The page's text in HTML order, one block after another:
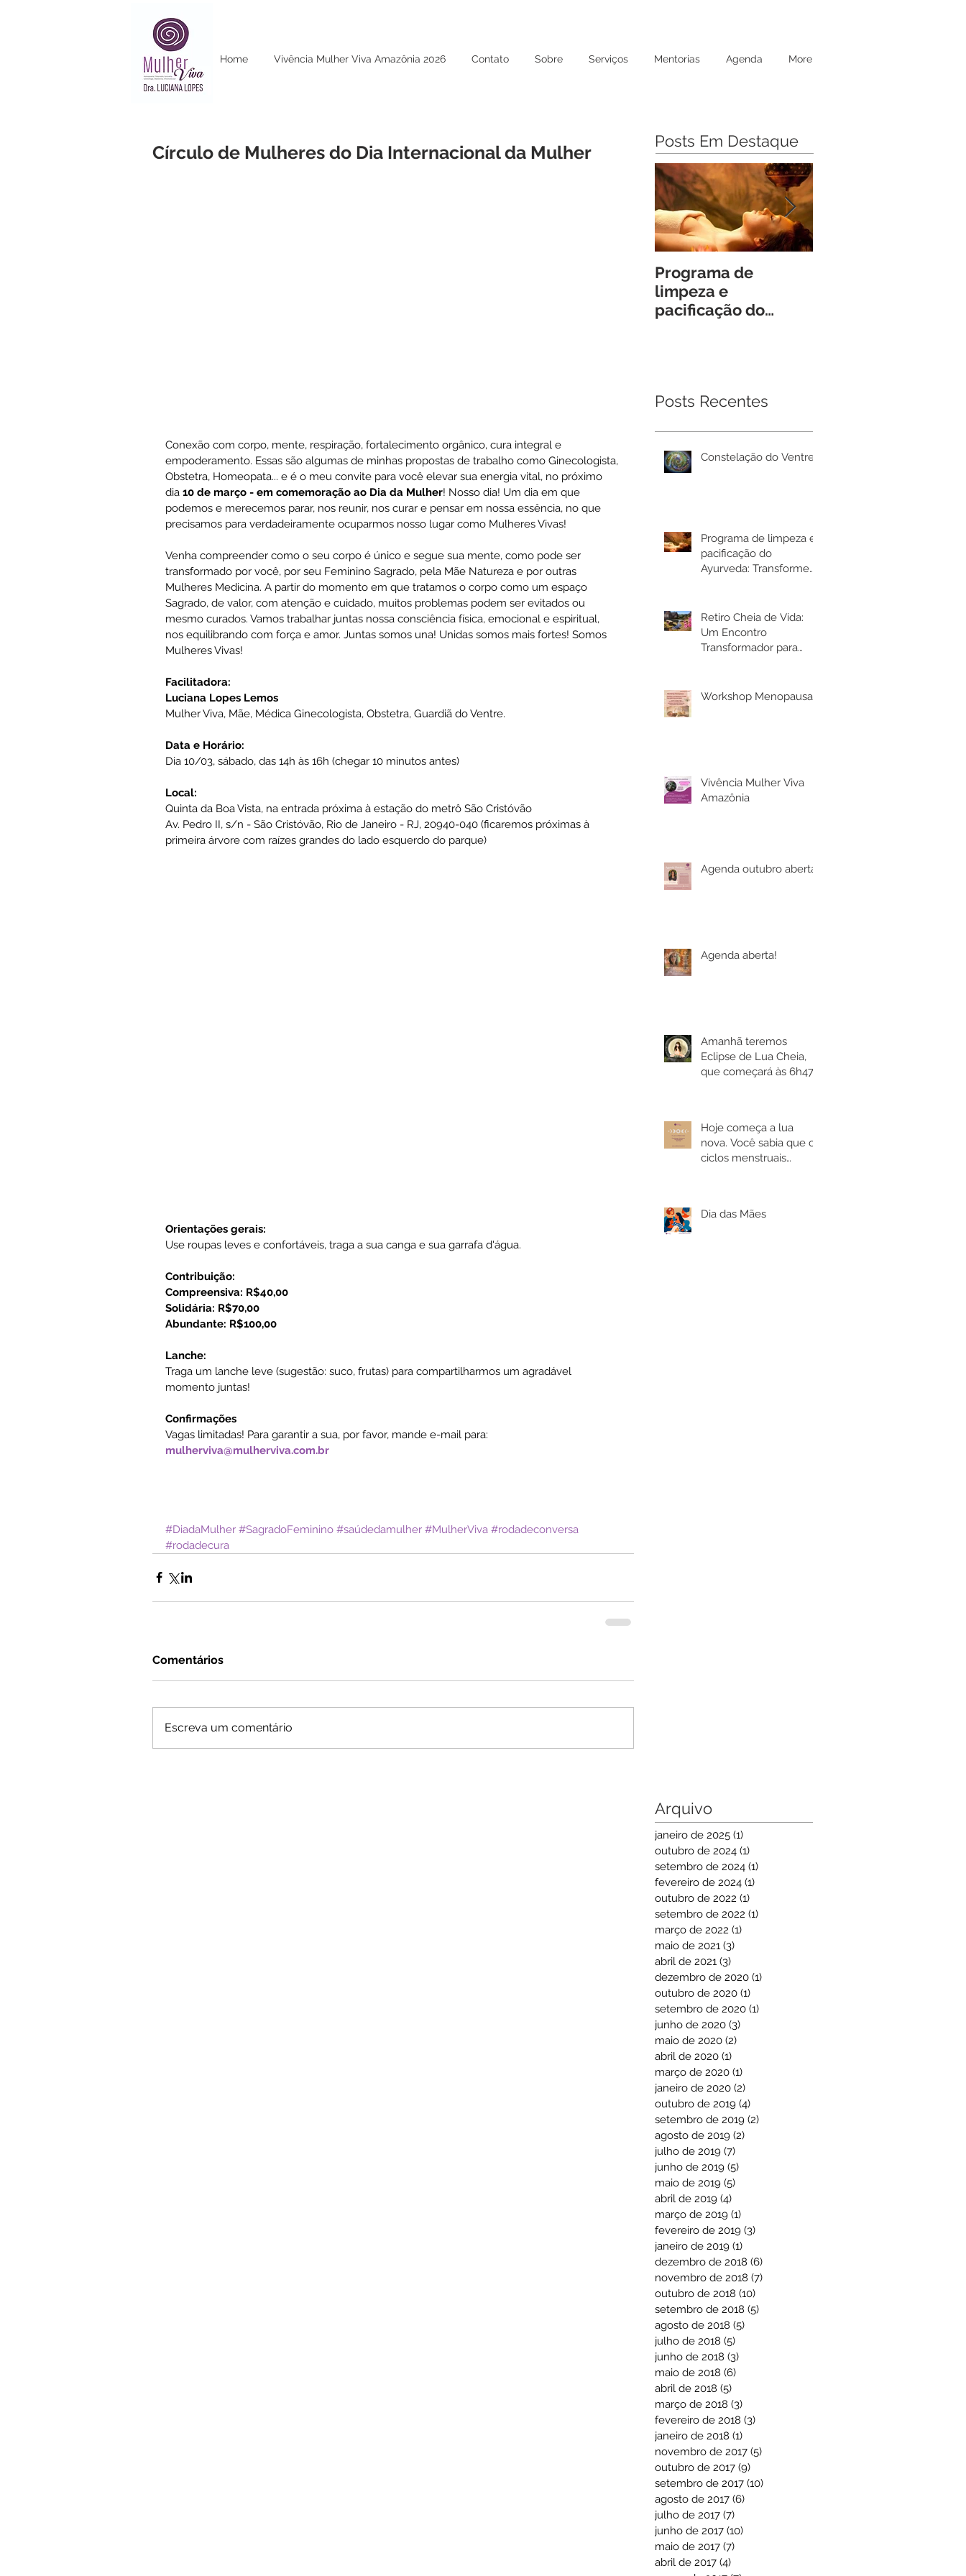
Home Vivência Mulher Viva Amazônia 2026 Contato Sobre Serviços Mentorias Agenda More
Círculo de Mulheres do Dia Internacional da Mulher
Conexão com corpo, mente, respiração, fortalecimento orgânico, cura integral e
empoderamento. Essas são algumas de minhas propostas de trabalho como Ginecologista,
Obstetra, Homeopata... e é o meu convite para você elevar sua energia vital, no próximo
dia 10 de março - em comemoração ao Dia da Mulher! Nosso dia! Um dia em que
podemos e merecemos parar, nos reunir, nos curar e pensar em nossa essência, no que
precisamos para verdadeiramente ocuparmos nosso lugar como Mulheres Vivas!
Venha compreender como o seu corpo é único e segue sua mente, como pode ser
transformado por você, por seu Feminino Sagrado, pela Mãe Natureza e por outras
Mulheres Medicina. A partir do momento em que tratamos o corpo como um espaço
Sagrado, de valor, com atenção e cuidado, muitos problemas podem ser evitados ou
mesmo curados. Vamos trabalhar juntas nossa consciência física, emocional e espiritual,
nos equilibrando com força e amor. Juntas somos una! Unidas somos mais fortes! Somos
Mulheres Vivas!
Facilitadora:
Luciana Lopes Lemos
Mulher Viva, Mãe, Médica Ginecologista, Obstetra, Guardiã do Ventre.
Data e Horário:
Dia 10/03, sábado, das 14h às 16h (chegar 10 minutos antes)
Local:
Quinta da Boa Vista, na entrada próxima à estação do metrô São Cristóvão
Av. Pedro II, s/n - São Cristóvão, Rio de Janeiro - RJ, 20940-040 (ficaremos próximas à
primeira árvore com raízes grandes do lado esquerdo do parque)
Orientações gerais:
Use roupas leves e confortáveis, traga a sua canga e sua garrafa d'água.
Contribuição:
Compreensiva: R$40,00
Solidária: R$70,00
Abundante: R$100,00
Lanche:
Traga um lanche leve (sugestão: suco, frutas) para compartilharmos um agradável
momento juntas!
Confirmações
Vagas limitadas! Para garantir a sua, por favor, mande e-mail para:
mulherviva@mulherviva.com.br
#DiadaMulher #SagradoFeminino #saúdedamulher #MulherViva #rodadeconversa
#rodadecura
Comentários
Escreva um comentário
Posts Em Destaque
Programa de
limpeza e
pacificação do
Posts Recentes
Constelação do Ventre
Programa de limpeza e
pacificação do
Ayurveda: Transforme
Retiro Cheia de Vida:
Um Encontro
Transformador para
Workshop Menopausa
Vivência Mulher Viva
Amazônia
Agenda outubro aberta!
Agenda aberta!
Amanhã teremos
Eclipse de Lua Cheia,
que começará às 6h47,
Hoje começa a lua
nova. Você sabia que os
ciclos menstruais
Dia das Mães
Arquivo
janeiro de 2025 (1)
outubro de 2024 (1)
setembro de 2024 (1)
fevereiro de 2024 (1)
outubro de 2022 (1)
setembro de 2022 (1)
março de 2022 (1)
maio de 2021 (3)
abril de 2021 (3)
dezembro de 2020 (1)
outubro de 2020 (1)
setembro de 2020 (1)
junho de 2020 (3)
maio de 2020 (2)
abril de 2020 (1)
março de 2020 (1)
janeiro de 2020 (2)
outubro de 2019 (4)
setembro de 2019 (2)
agosto de 2019 (2)
julho de 2019 (7)
junho de 2019 (5)
maio de 2019 (5)
abril de 2019 (4)
março de 2019 (1)
fevereiro de 2019 (3)
janeiro de 2019 (1)
dezembro de 2018 (6)
novembro de 2018 (7)
outubro de 2018 (10)
setembro de 2018 (5)
agosto de 2018 (5)
julho de 2018 (5)
junho de 2018 (3)
maio de 2018 (6)
abril de 2018 (5)
março de 2018 (3)
fevereiro de 2018 (3)
janeiro de 2018 (1)
novembro de 2017 (5)
outubro de 2017 (9)
setembro de 2017 (10)
agosto de 2017 (6)
julho de 2017 (7)
junho de 2017 (10)
maio de 2017 (7)
abril de 2017 (4)